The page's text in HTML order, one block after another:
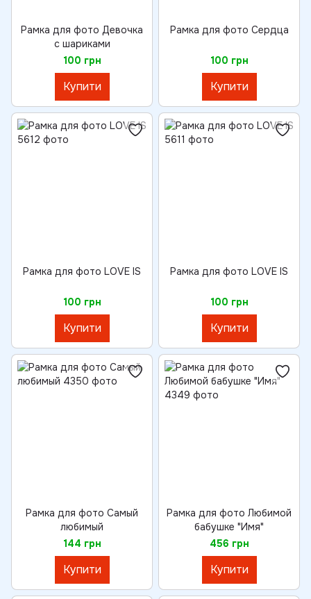
Рамка для фото Девочка
с шариками
100 грн
Купити
Рамка для фото Сердца
100 грн
Купити
Рамка для фото LOVE IS
100 грн
Купити
Рамка для фото LOVE IS
100 грн
Купити
Рамка для фото Самый
любимый
144 грн
Купити
Рамка для фото Любимой
бабушке "Имя"
456 грн
Купити